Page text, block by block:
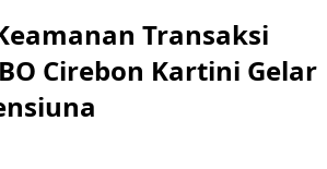
Transaksi
Cirebon Kartini Gelar